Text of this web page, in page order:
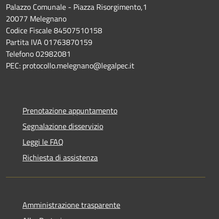
Palazzo Comunale - Piazza Risorgimento,1
20077 Melegnano
Codice Fiscale 84507510158
Partita IVA 01763870159
Telefono 02982081
PEC: protocollo.melegnano@legalpec.it
Prenotazione appuntamento
Segnalazione disservizio
Leggi le FAQ
Richiesta di assistenza
Amministrazione trasparente